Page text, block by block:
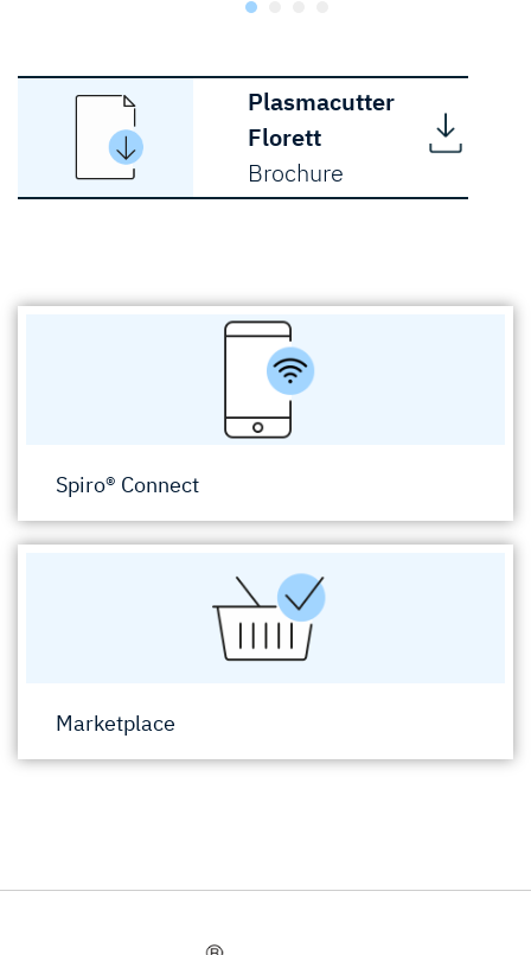
Plasmacutter
Florett
Brochure
Spiro® Connect
Marketplace